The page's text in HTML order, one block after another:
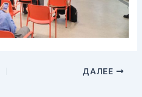
ДАЛЕЕ